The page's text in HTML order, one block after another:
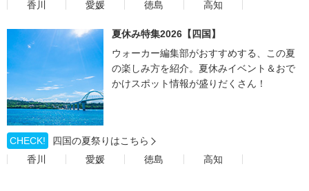
香川
愛媛 徳島 高知
夏休み特集2026【四国】
ウォーカー編集部がおすすめする、この夏
の楽しみ方を紹介。夏休みイベント＆おで
かけスポット情報が盛りだくさん！
CHECK!
四国の夏祭りはこちら
香川
愛媛 徳島 高知